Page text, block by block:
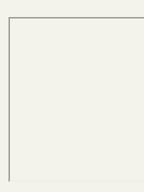
Hälsotester